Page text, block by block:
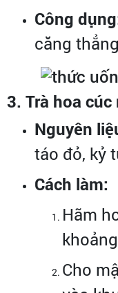
Công
căng
3. Trà hoa
Nguyên
táo đỏ, kỷ
Cách làm:
Hãm
Cho